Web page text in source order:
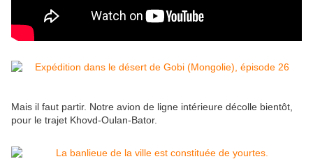
Mais il faut partir. Notre avion de ligne intérieure décolle bientôt,
pour le trajet Khovd-Oulan-Bator.